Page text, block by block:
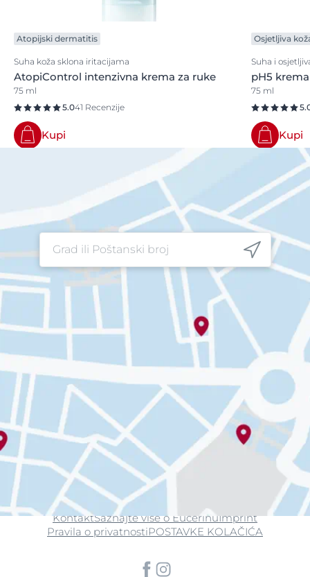
Atopijski dermatitis
Suha koža sklona iritacijama
AtopiControl intenzivna krema za ruke
75 ml
5.041 Recenzije
Kupi
Osjetljiva
Suha i
pH5
75 ml
Kupi
KontaktSaznajte više o EucerinuImprint
Pravila o privatnostiPOSTAVKE KOLAČIĆA